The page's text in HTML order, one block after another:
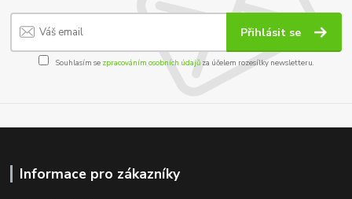
Přihlásit se
Souhlasím se zpracováním osobních údajůza účelem rozesílky newsletteru.
Informace pro zákazníky